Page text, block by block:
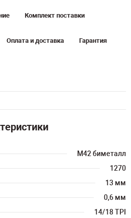
Комплект поставки
Оплата и доставка Гарантия
M42 биметалл
1270
13 мм
0,6 мм
14/18 TPI